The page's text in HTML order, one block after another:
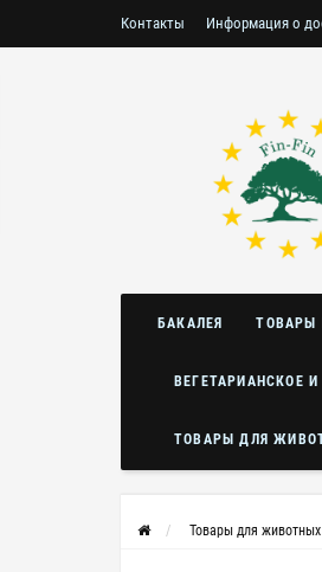
Контакты Информация о
БАКАЛЕЯ ТОВАРЫ
ВЕГЕТАРИАНСКОЕ
ТОВАРЫ ДЛЯ
Товары для животных